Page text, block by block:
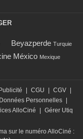
Beyazperde Turquie
México Mexique
Publicité CGU CGV
Données Personnelles
AlloCiné
Gérer Utiq
sur le numéro AlloCiné :